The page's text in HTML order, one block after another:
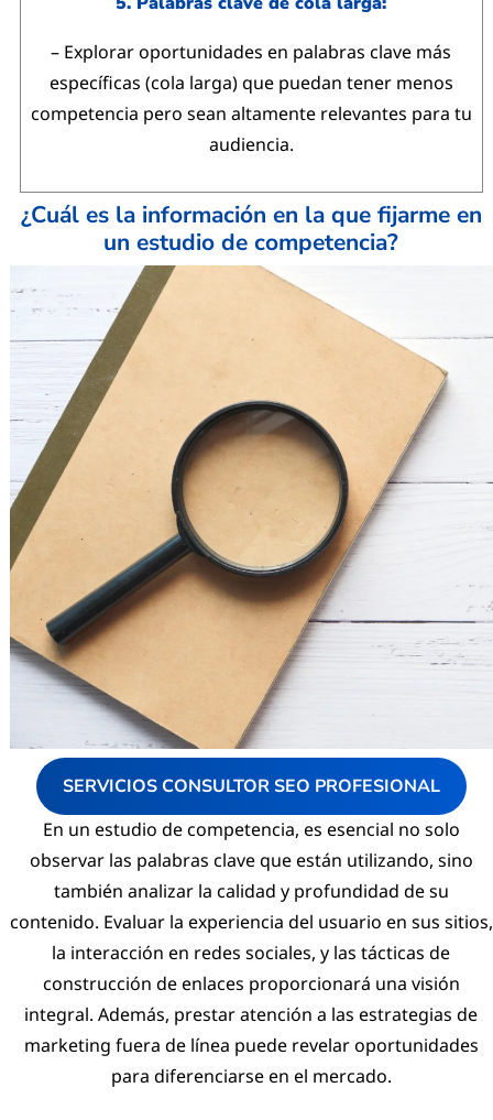
– Explorar oportunidades en palabras clave más
específicas (cola larga) que puedan tener menos
competencia pero sean altamente relevantes para tu
audiencia.
¿Cuál es la información en la que fijarme en
un estudio de competencia?
SERVICIOS CONSULTOR SEO PROFESIONAL
En un estudio de competencia, es esencial no solo
observar las palabras clave que están utilizando, sino
también analizar la calidad y profundidad de su
contenido. Evaluar la experiencia del usuario en sus sitios,
la interacción en redes sociales, y las tácticas de
construcción de enlaces proporcionará una visión
integral. Además, prestar atención a las estrategias de
marketing fuera de línea puede revelar oportunidades
para diferenciarse en el mercado.